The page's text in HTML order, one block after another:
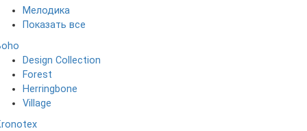
Мелодика
Показать все
Design Collection
Forest
Herringbone
Village